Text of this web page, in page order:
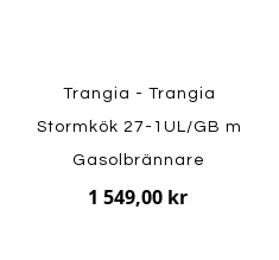
Trangia - Trangia
Stormkök 27-1UL/GB m
Gasolbrännare
1 549,00 kr